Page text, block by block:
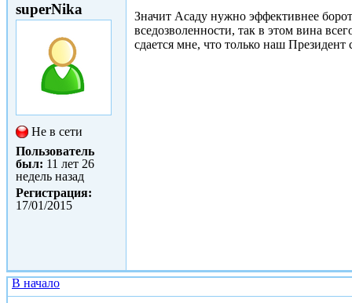
superNika
Не в сети
Пользователь
был: 11 лет 26
недель назад
Регистрация:
17/01/2015
Значит Асаду нужно эффективнее
вседозволенности, так в этом вина
сдается мне, что только наш
В начало